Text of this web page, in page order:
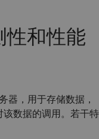
器，用于存储数据，
数据的调用。若干特